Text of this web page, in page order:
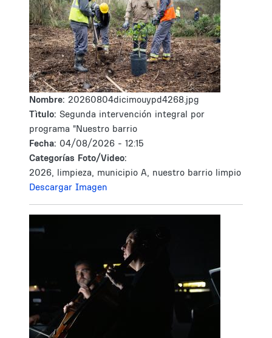
Nombre: 20260804dicimouypd4268.jpg
Tìtulo: Segunda intervención integral por
programa "Nuestro barrio
Fecha: 04/08/2026 - 12:15
Categorías Foto/Video:
2026, limpieza, municipio A, nuestro barrio limpio
Descargar Imagen